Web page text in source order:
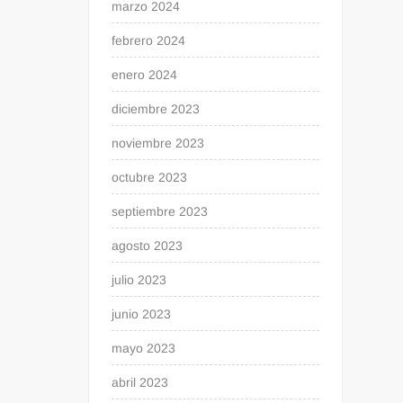
marzo 2024
febrero 2024
enero 2024
diciembre 2023
noviembre 2023
octubre 2023
septiembre 2023
agosto 2023
julio 2023
junio 2023
mayo 2023
abril 2023